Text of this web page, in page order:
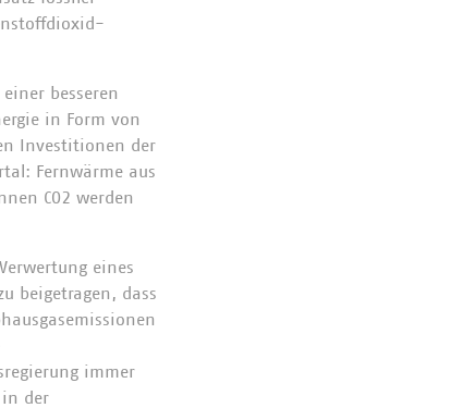
besseren
in Form von
Investitionen der
Fernwärme aus
CO2 werden
eines
beigetragen, dass
immer
in der